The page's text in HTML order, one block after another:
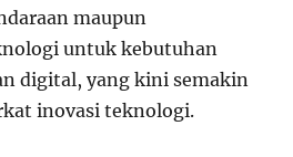
maupun
untuk kebutuhan
digital, yang kini semakin
inovasi teknologi.